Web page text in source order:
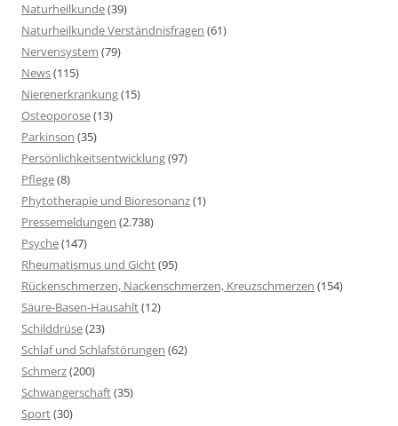
Naturheilkunde(39)
Naturheilkunde Verständnisfragen (61)
Nervensystem (79)
News(115)
Nierenerkrankung(15)
Osteoporose(13)
Parkinson (35)
Persönlichkeitsentwicklung(97)
Pflege(8)
Phytotherapie und Bioresonanz(1)
Pressemeldungen (2.738)
Psyche(147)
Rheumatismus und Gicht(95)
Rückenschmerzen, Nackenschmerzen, Kreuzschmerzen (154)
Säure-Basen-Hausahlt(12)
Schilddrüse(23)
Schlaf und Schlafstörungen (62)
Schmerz(200)
Schwangerschaft(35)
Sport(30)